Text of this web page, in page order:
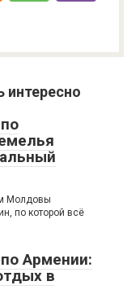
Молдовы
по которой всё
Армении:
в